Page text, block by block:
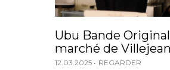
Ubu Bande
marché de
12.03.2025 REGARDER